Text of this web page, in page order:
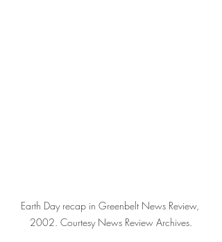
Earth Day recap in Greenbelt News Review,
2002. Courtesy News Review Archives.